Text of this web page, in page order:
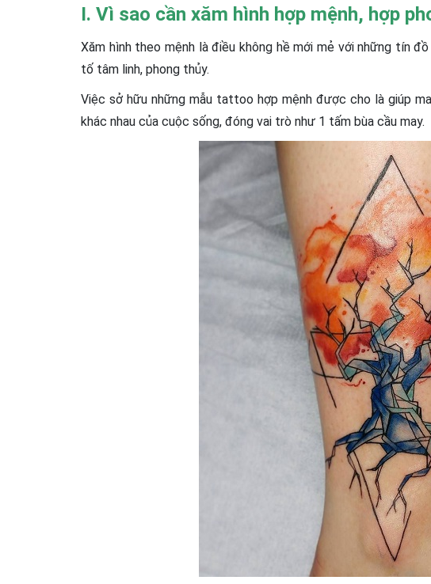
I. Vì sao cần xăm hình hợp mệnh, hợp
Xăm hình theo mệnh là điều không hề mới mẻ với những tín
tố tâm linh, phong thủy.
Việc sở hữu những mẫu tattoo hợp mệnh được cho là giúp
khác nhau của cuộc sống, đóng vai trò như 1 tấm bùa cầu may.